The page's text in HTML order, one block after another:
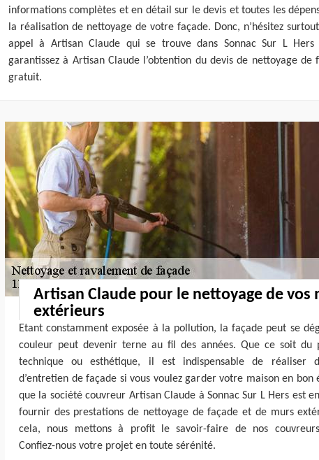
informations complètes et en détail sur le devis et toutes les
la réalisation de nettoyage de votre façade. Donc, n’hésitez
appel à Artisan Claude qui se trouve dans Sonnac Sur L Hers
garantissez à Artisan Claude l’obtention du devis de nettoyage de
gratuit.
Artisan Claude pour le nettoyage de vos
extérieurs
Etant constamment exposée à la pollution, la façade peut se
couleur peut devenir terne au fil des années. Que ce soit du
technique ou esthétique, il est indispensable de réaliser
d’entretien de façade si vous voulez garder votre maison en bon
que la société couvreur Artisan Claude à Sonnac Sur L Hers est
fournir des prestations de nettoyage de façade et de murs
cela, nous mettons à profit le savoir-faire de nos
Confiez-nous votre projet en toute sérénité.